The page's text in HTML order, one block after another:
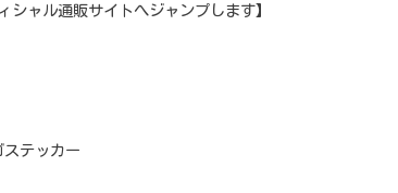
シャル通販サイトへジャンプします】
ステッカー